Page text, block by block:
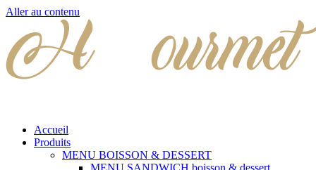
Aller au contenu
Accueil
Produits
MENU BOISSON & DESSERT
MENU SANDWICH boisson & dessert